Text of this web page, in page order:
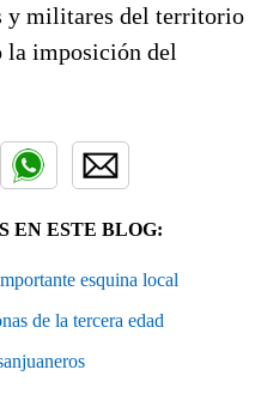
y militares del territorio
la imposición del
EN ESTE BLOG:
esquina local
de la tercera edad